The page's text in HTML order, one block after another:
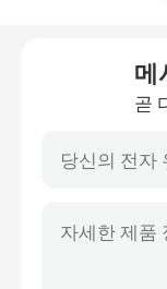
화웨이 퓨젼 서
메
곧